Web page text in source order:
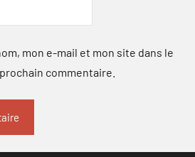
mon e-mail et mon site dans le
commentaire.